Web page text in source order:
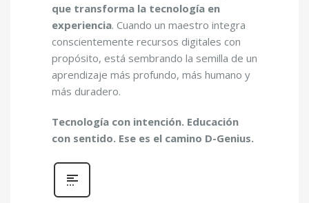
que transforma la tecnología en
experiencia. Cuando un maestro integra
conscientemente recursos digitales con
propósito, está sembrando la semilla de un
aprendizaje más profundo, más humano y
más duradero.
Tecnología con intención. Educación
con sentido. Ese es el camino D-Genius.